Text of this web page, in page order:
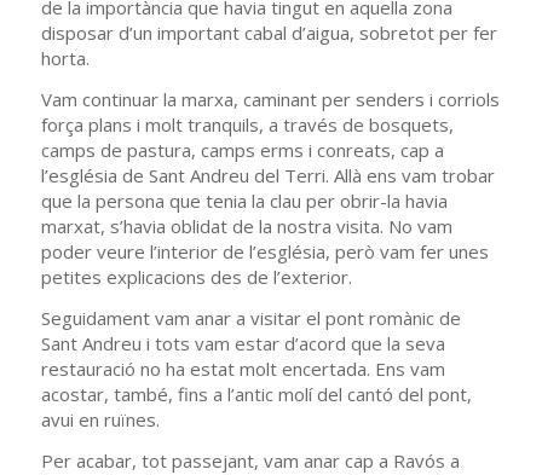
de la importància que havia tingut en aquella zona
disposar d’un important cabal d’aigua, sobretot per fer
horta.
Vam continuar la marxa, caminant per senders i corriols
força plans i molt tranquils, a través de bosquets,
camps de pastura, camps erms i conreats, cap a
l’església de Sant Andreu del Terri. Allà ens vam trobar
que la persona que tenia la clau per obrir-la havia
marxat, s’havia oblidat de la nostra visita. No vam
poder veure l’interior de l’església, però vam fer unes
petites explicacions des de l’exterior.
Seguidament vam anar a visitar el pont romànic de
Sant Andreu i tots vam estar d’acord que la seva
restauració no ha estat molt encertada. Ens vam
acostar, també, fins a l’antic molí del cantó del pont,
avui en ruïnes.
Per acabar, tot passejant, vam anar cap a Ravós a